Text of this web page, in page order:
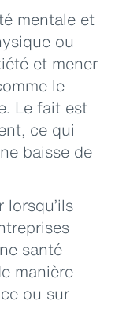
mentale et
ou
et mener
le
Le fait est
ce qui
baisse de
santé
manière
ou sur